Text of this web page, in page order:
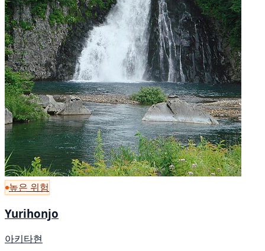
높은 위험
Yurihonjo
아키타현